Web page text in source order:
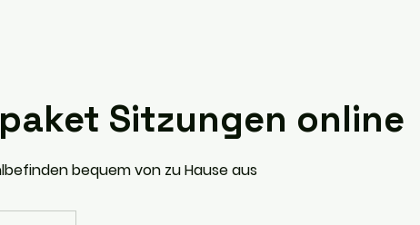
Sitzungen online
bequem von zu Hause aus